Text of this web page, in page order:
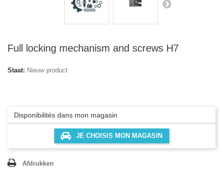
Full locking mechanism and screws H7
Staat: Nieuw product
Disponibilités dans mon magasin
JE CHOISIS MON MAGASIN
Afdrukken